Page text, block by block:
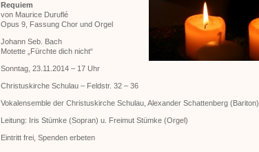
Requiem
von Maurice Duruflé
Opus 9, Fassung Chor und Orgel
Johann Seb. Bach
Motette „Fürchte dich nicht“
Sonntag, 23.11.2014 – 17 Uhr
Christuskirche Schulau – Feldstr. 32 – 36
Vokalensemble der Christuskirche Schulau, Alexander Schattenberg (Bariton),
Leitung: Iris Stümke (Sopran) u. Freimut Stümke (Orgel)
Eintritt frei, Spenden erbeten